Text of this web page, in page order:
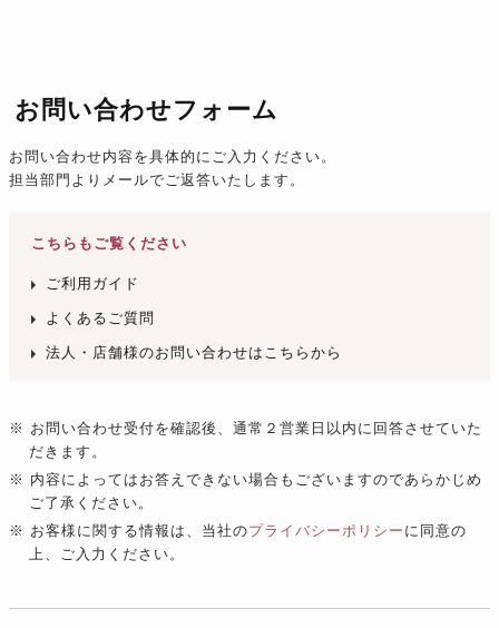
お問い合わせフォーム
お問い合わせ内容を具体的にご入力ください。
担当部門よりメールでご返答いたします。
こちらもご覧ください
ご利用ガイド
よくあるご質問
法人・店舗様のお問い合わせはこちらから
※ お問い合わせ受付を確認後、通常２営業日以内に回答させていた
だきます。
※ 内容によってはお答えできない場合もございますのであらかじめ
ご了承ください。
※ お客様に関する情報は、当社のプライバシーポリシー に同意の
上、ご入力ください。